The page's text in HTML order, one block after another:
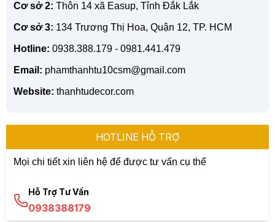
Cơ sở 2: Thôn 14 xã Easup, Tỉnh Đắk Lắk
Cơ sở 3: 134 Trương Thị Hoa, Quận 12, TP. HCM
Hotline: 0938.388.179 - 0981.441.479
Email: phamthanhtu10csm@gmail.com
Website: thanhtudecor.com
HOTLINE HỖ TRỢ
Mọi chi tiết xin liên hệ để được tư vấn cụ thể
Hỗ Trợ Tư Vấn
0938388179